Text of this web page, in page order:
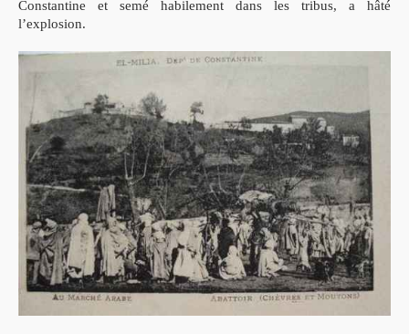
Constantine et semé habilement dans les tribus, a hâté
l’explosion.